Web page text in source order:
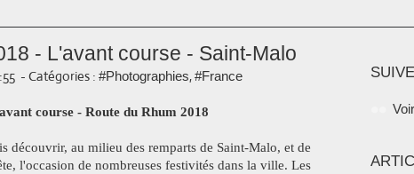
- L'avant course - Saint-Malo
- Catégories : #Photographies,#France
course - Route du Rhum 2018
découvrir, au milieu des remparts de Saint-Malo, et de
l'occasion de nombreuses festivités dans la ville. Les